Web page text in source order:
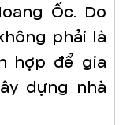
Ốc. Do
phải là
hợp để gia
dựng nhà